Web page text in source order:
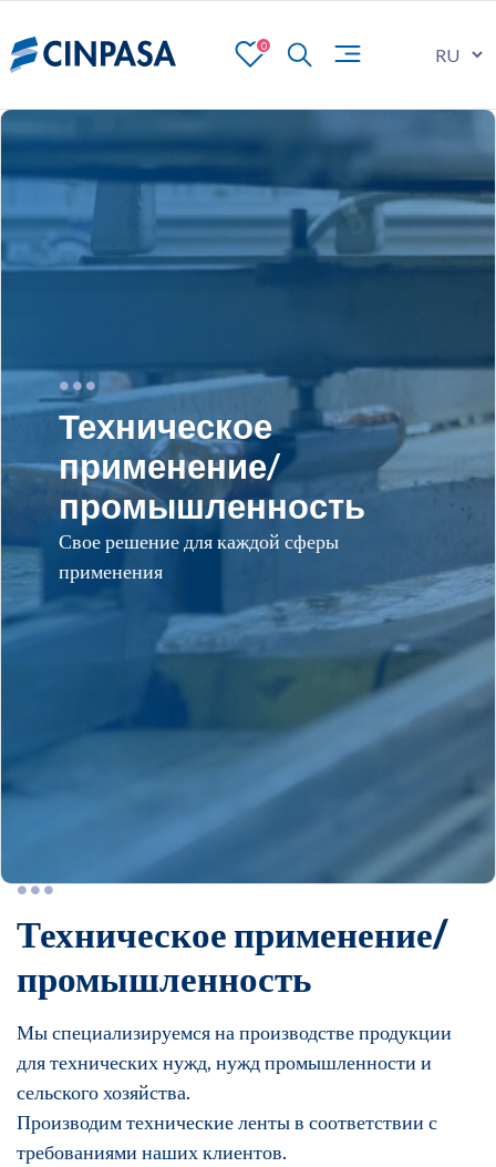
0
Техническое
применение/
промышленность
Свое решение для каждой сферы
применения
Техническое применение/
промышленность
Мы специализируемся на производстве продукции
для технических нужд, нужд промышленности и
сельского хозяйства.
Производим технические ленты в соответствии с
требованиями наших клиентов.